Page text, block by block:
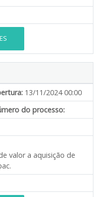
13/11/2024 00:00
do processo:
valor a aquisição de